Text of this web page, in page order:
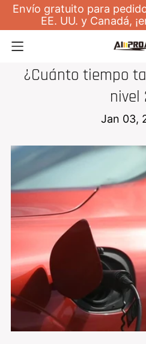
Envío gratuito para
EE. UU. y Canadá,
¿Cuánto tiempo
nivel
Jan 03,